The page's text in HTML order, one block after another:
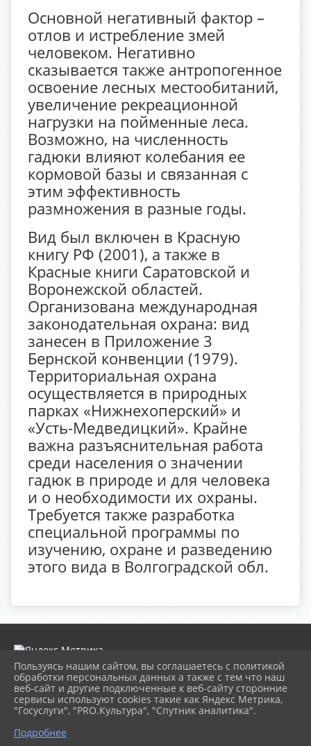
Основной негативный фактор –
отлов и истребление змей
человеком. Негативно
сказывается также антропогенное
освоение лесных местообитаний,
увеличение рекреационной
нагрузки на пойменные леса.
Возможно, на численность
гадюки влияют колебания ее
кормовой базы и связанная с
этим эффективность
размножения в разные годы.
Вид был включен в Красную
книгу РФ (2001), а также в
Красные книги Саратовской и
Воронежской областей.
Организована международная
законодательная охрана: вид
занесен в Приложение 3
Бернской конвенции (1979).
Территориальная охрана
осуществляется в природных
парках «Нижнехоперский» и
«Усть-Медведицкий». Крайне
важна разъяснительная работа
среди населения о значении
гадюк в природе и для человека
и о необходимости их охраны.
Требуется также разработка
специальной программы по
изучению, охране и разведению
этого вида в Волгоградской обл.
2026 г. museumkam.ru
Вход
Карта сайта
Политика обработки персональных данных
Пользуясь нашим сайтом, вы соглашаетесь с политикой
обработки персональных данных а также с тем что наш
веб-сайт и другие подключенные к веб-сайту сторонние
сервисы используют cookies такие как Яндекс Метрика,
"Госуслуги", "PRO.Культура", "Спутник аналитика".
Подробнее